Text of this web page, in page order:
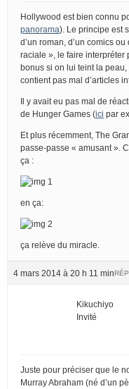
Hollywood est bien connu
panorama). Le principe est
d’un roman, d’un comics
raciale », le faire interpréter
bonus si on lui teint la
contient pas mal d’articles
Il y avait eu pas mal de
de Hunger Games (ici par
Et plus récemment, The
passe-passe « amusant ».
ça :
en ça:
ça relève du miracle.
4 mars 2014 à 20 h 11 min
Kikuchiyo
Invité
Juste pour préciser que le
Murray Abraham (né d’un